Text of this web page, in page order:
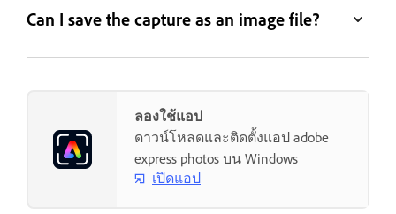
Can I save the capture as an image file?
ลองใช้แอป
ดาวน์โหลดและติดตั้งแอป adobe
express photos บน Windows
เปิดแอป